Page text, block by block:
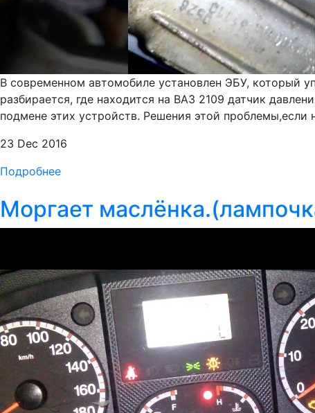
В современном автомобиле установлен ЭБУ, который
разбирается, где находится на ВАЗ 2109 датчик
подмене этих устройств. Решения этой проблемы,если
23 Dec 2016
Подробнее
Моргает